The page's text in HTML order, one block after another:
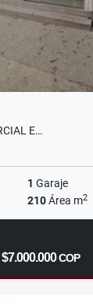
E…
1 Garaje
210Área m2
$7.000.000COP